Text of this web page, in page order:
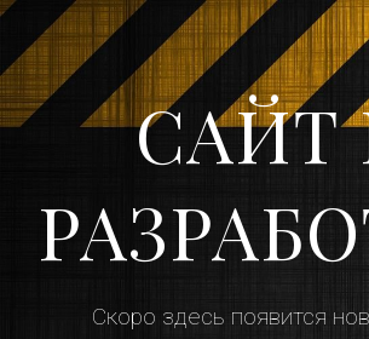
САЙТ
Скоро здесь появится